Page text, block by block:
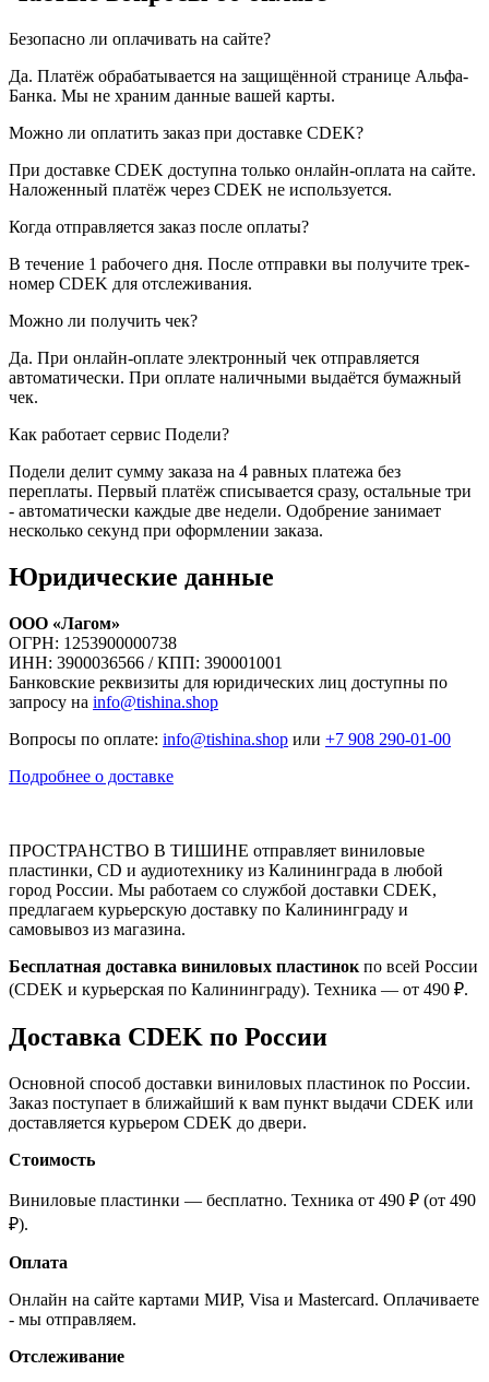
Безопасно ли оплачивать на сайте?
Да. Платёж обрабатывается на защищённой странице Альфа-
Банка. Мы не храним данные вашей карты.
Можно ли оплатить заказ при доставке CDEK?
При доставке CDEK доступна только онлайн-оплата на сайте.
Наложенный платёж через CDEK не используется.
Когда отправляется заказ после оплаты?
В течение 1 рабочего дня. После отправки вы получите трек-
номер CDEK для отслеживания.
Можно ли получить чек?
Да. При онлайн-оплате электронный чек отправляется
автоматически. При оплате наличными выдаётся бумажный
чек.
Как работает сервис Подели?
Подели делит сумму заказа на 4 равных платежа без
переплаты. Первый платёж списывается сразу, остальные три
- автоматически каждые две недели. Одобрение занимает
несколько секунд при оформлении заказа.
Юридические данные
ООО «Лагом»
ОГРН: 1253900000738
ИНН: 3900036566 / КПП: 390001001
Банковские реквизиты для юридических лиц доступны по
запросу на info@tishina.shop
Вопросы по оплате: info@tishina.shop или +7 908 290-01-00
Подробнее о доставке
ПРОСТРАНСТВО В ТИШИНЕ отправляет виниловые
пластинки, CD и аудиотехнику из Калининграда в любой
город России. Мы работаем со службой доставки CDEK,
предлагаем курьерскую доставку по Калининграду и
самовывоз из магазина.
Бесплатная доставка виниловых пластинок по всей России
(CDEK и курьерская по Калининграду). Техника — от 490 ₽.
Доставка CDEK по России
Основной способ доставки виниловых пластинок по России.
Заказ поступает в ближайший к вам пункт выдачи CDEK или
доставляется курьером CDEK до двери.
Стоимость
Виниловые пластинки — бесплатно. Техника от 490 ₽ (от 490
₽).
Оплата
Онлайн на сайте картами МИР, Visa и Mastercard. Оплачиваете
- мы отправляем.
Отслеживание